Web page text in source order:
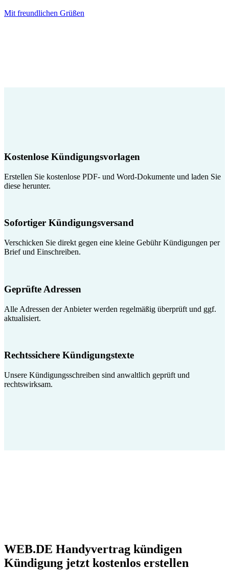
Mit freundlichen Grüßen
Kostenlose Kündigungsvorlagen
Erstellen Sie kostenlose PDF- und Word-Dokumente und laden Sie
diese herunter.
Sofortiger Kündigungsversand
Verschicken Sie direkt gegen eine kleine Gebühr Kündigungen per
Brief und Einschreiben.
Geprüfte Adressen
Alle Adressen der Anbieter werden regelmäßig überprüft und ggf.
aktualisiert.
Rechtssichere Kündigungstexte
Unsere Kündigungsschreiben sind anwaltlich geprüft und
rechtswirksam.
WEB.DE Handyvertrag kündigen
Kündigung jetzt kostenlos erstellen